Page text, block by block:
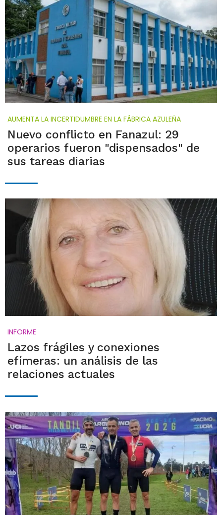
AUMENTA LA INCERTIDUMBRE EN LA FÁBRICA AZULEÑA
Nuevo conflicto en Fanazul: 29
operarios fueron "dispensados" de
sus tareas diarias
INFORME
Lazos frágiles y conexiones
efímeras: un análisis de las
relaciones actuales